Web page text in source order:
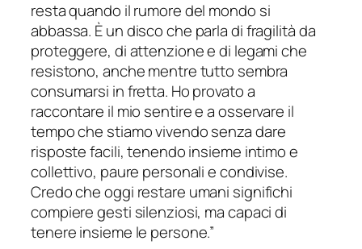
resta quando il rumore del mondo si
abbassa. È un disco che parla di fragilità da
proteggere, di attenzione e di legami che
resistono, anche mentre tutto sembra
consumarsi in fretta. Ho provato a
raccontare il mio sentire e a osservare il
tempo che stiamo vivendo senza dare
risposte facili, tenendo insieme intimo e
collettivo, paure personali e condivise.
Credo che oggi restare umani significhi
compiere gesti silenziosi, ma capaci di
tenere insieme le persone.”